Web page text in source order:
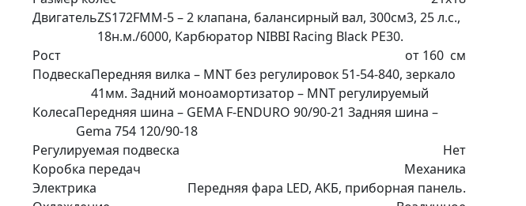
ДвигательZS172FMM-5 – 2 клапана, балансирный вал, 300см3, 25 л.с.,
18н.м./6000, Карбюратор NIBBI Racing Black PE30.
Рост
от 160 см
ПодвескаПередняя вилка – MNT без регулировок 51-54-840, зеркало
41мм. Задний моноамортизатор – MNT регулируемый
КолесаПередняя шина – GEMA F-ENDURO 90/90-21 Задняя шина –
Gema 754 120/90-18
Регулируемая подвеска
Нет
Коробка передач
Механика
Электрика
Передняя фара LED, АКБ, приборная панель.